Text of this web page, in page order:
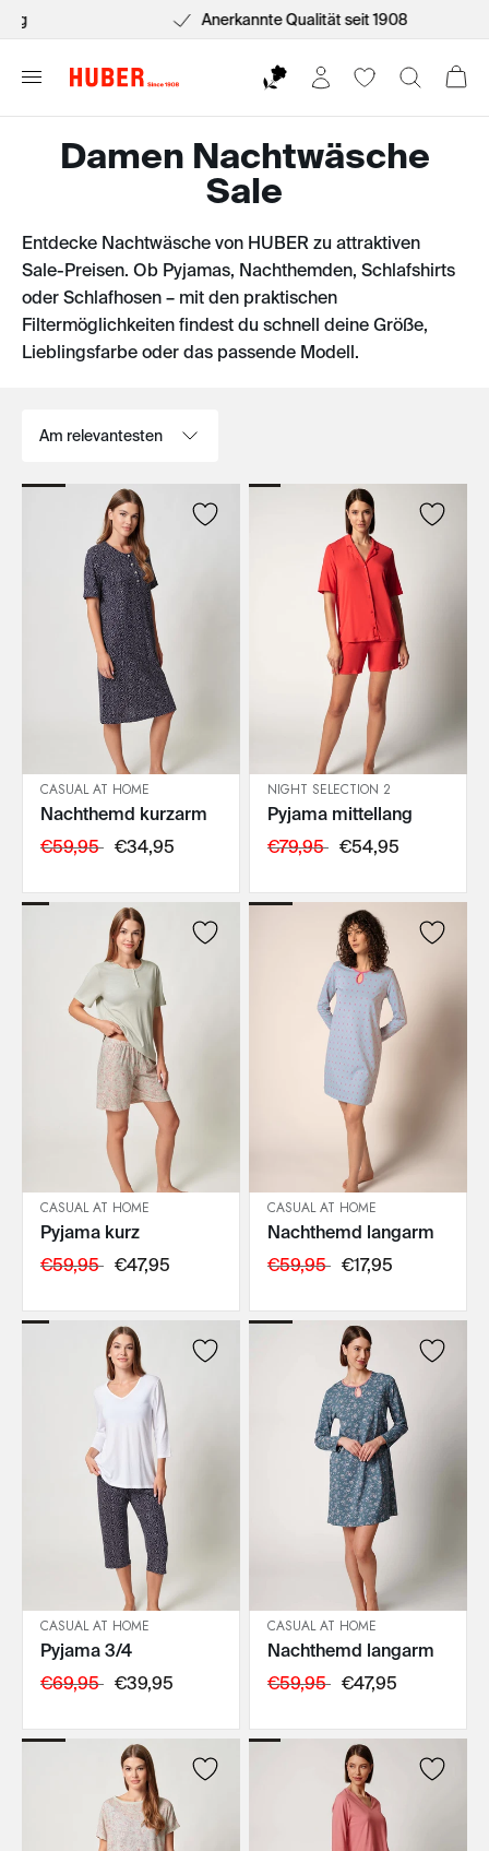
Anerkannte Qualität seit 1908
Damen Nachtwäsche
Sale
Entdecke Nachtwäsche von HUBER zu attraktiven
Sale-Preisen. Ob Pyjamas, Nachthemden, Schlafshirts
oder Schlafhosen – mit den praktischen
Filtermöglichkeiten findest du schnell deine Größe,
Lieblingsfarbe oder das passende Modell.
IN DEN WARENKORB
CASUAL AT HOME
Nachthemd kurzarm
€59,95 €34,95
IN DEN WARENKORB
NIGHT SELECTION 2
Pyjama mittellang
€79,95 €54,95
IN DEN WARENKORB
CASUAL AT HOME
Pyjama kurz
€59,95 €47,95
IN DEN WARENKORB
CASUAL AT HOME
Nachthemd langarm
€59,95 €17,95
IN DEN WARENKORB
CASUAL AT HOME
Pyjama 3/4
€69,95 €39,95
IN DEN WARENKORB
CASUAL AT HOME
Nachthemd langarm
€59,95 €47,95